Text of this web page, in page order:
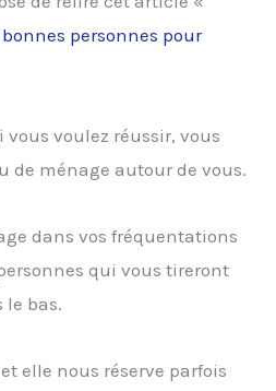
personnes pour
vous voulez réussir, vous
de ménage autour de vous.
dans vos fréquentations
qui vous tireront
le bas.
elle nous réserve parfois